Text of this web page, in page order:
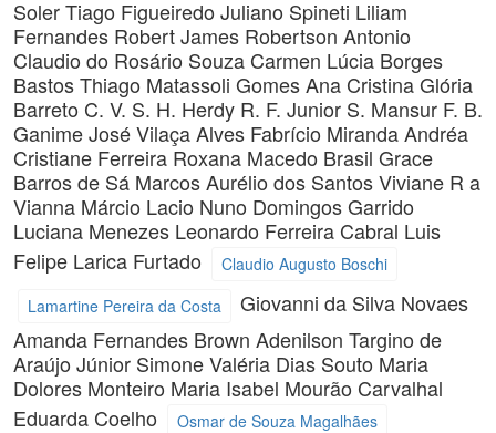
SolerTiago Figueiredo Juliano Spineti Liliam
Fernandes Robert James Robertson Antonio
Claudio do Rosário Souza Carmen Lúcia Borges
BastosThiago Matassoli GomesAna Cristina Glória
Barreto C. V. S. H. Herdy R. F. Junior S. Mansur F. B.
GanimeJosé Vilaça Alves Fabrício MirandaAndréa
Cristiane Ferreira Roxana Macedo Brasil Grace
Barros de Sá Marcos Aurélio dos SantosViviane R a
Vianna Márcio Lacio Nuno Domingos Garrido
Luciana Menezes Leonardo Ferreira Cabral Luis
Felipe Larica Furtado
Claudio Augusto Boschi
Lamartine Pereira da Costa
Giovanni da Silva Novaes
Amanda Fernandes Brown Adenilson Targino de
Araújo Júnior Simone Valéria Dias Souto Maria
Dolores Monteiro Maria Isabel Mourão Carvalhal
Eduarda Coelho
Osmar de Souza Magalhães